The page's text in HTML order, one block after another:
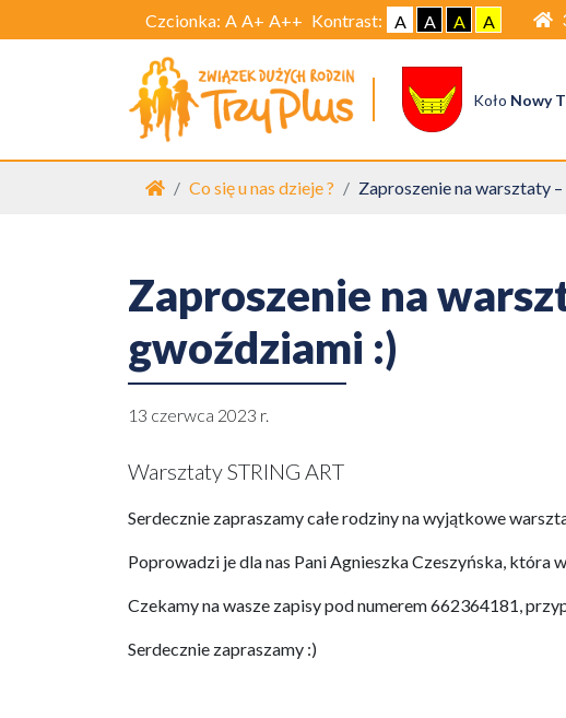
Czcionka: A A+ A++ Kontrast: A A A A
Koło Nowy
Strona główna
Co się u nas dzieje ? Zaproszenie na warsztaty
Zaproszenie na
gwoździami :)
13 czerwca 2023 r.
Warsztaty STRING ART
Serdecznie zapraszamy całe rodziny na wyjątkowe
Poprowadzi je dla nas Pani Agnieszka Czeszyńska, która
Czekamy na wasze zapisy pod numerem 662364181,
Serdecznie zapraszamy :)